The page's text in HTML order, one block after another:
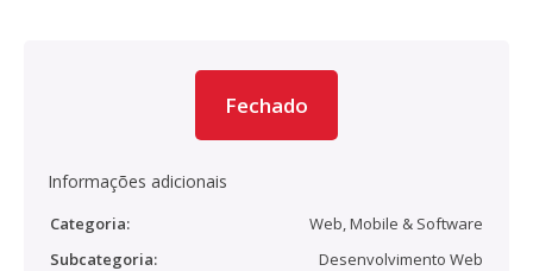
Fechado
Informações adicionais
Categoria:
Web, Mobile & Software
Subcategoria:
Desenvolvimento Web